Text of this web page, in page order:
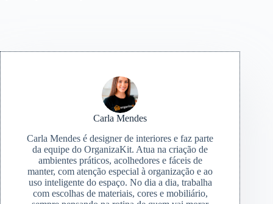
Carla Mendes
Carla Mendes é designer de interiores e faz parte
da equipe do OrganizaKit. Atua na criação de
ambientes práticos, acolhedores e fáceis de
manter, com atenção especial à organização e ao
uso inteligente do espaço. No dia a dia, trabalha
com escolhas de materiais, cores e mobiliário,